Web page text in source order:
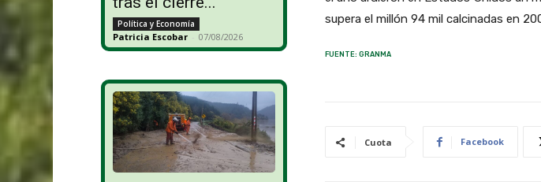
Política y Economía
Patricia Escobar - 07/08/2026
supera el millón 94 mil calcinadas en
FUENTE: GRANMA
Cuota Facebook